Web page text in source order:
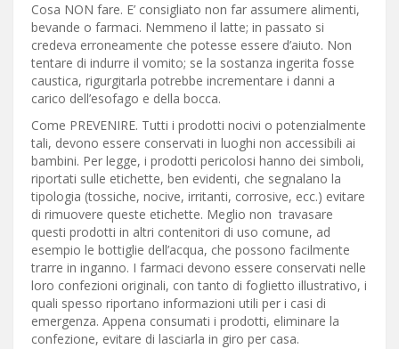
Cosa NON fare. E’ consigliato non far assumere alimenti,
bevande o farmaci. Nemmeno il latte; in passato si
credeva erroneamente che potesse essere d’aiuto. Non
tentare di indurre il vomito; se la sostanza ingerita fosse
caustica, rigurgitarla potrebbe incrementare i danni a
carico dell’esofago e della bocca.
Come PREVENIRE. Tutti i prodotti nocivi o potenzialmente
tali, devono essere conservati in luoghi non accessibili ai
bambini. Per legge, i prodotti pericolosi hanno dei simboli,
riportati sulle etichette, ben evidenti, che segnalano la
tipologia (tossiche, nocive, irritanti, corrosive, ecc.) evitare
di rimuovere queste etichette. Meglio non travasare
questi prodotti in altri contenitori di uso comune, ad
esempio le bottiglie dell’acqua, che possono facilmente
trarre in inganno. I farmaci devono essere conservati nelle
loro confezioni originali, con tanto di foglietto illustrativo, i
quali spesso riportano informazioni utili per i casi di
emergenza. Appena consumati i prodotti, eliminare la
confezione, evitare di lasciarla in giro per casa.